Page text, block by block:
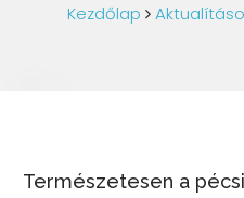
Kezdőlap
Természetesen a